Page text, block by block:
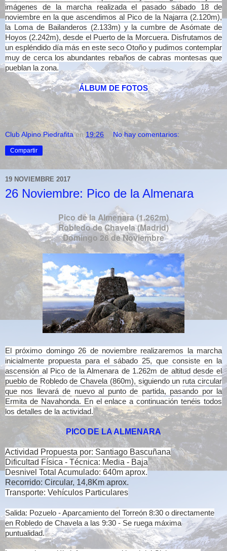
imágenes de la marcha realizada el pasado sábado 18 de
noviembre en la que ascendimos al Pico de la Najarra (2.120m),
la Loma de Bailanderos (2.133m) y la cumbre de Asómate de
Hoyos (2.242m), desde el Puerto de la Morcuera. Disfrutamos de
un espléndido día más en este seco Otoño y pudimos contemplar
muy de cerca los abundantes rebaños de cabras montesas que
pueblan la zona.
ÁLBUM DE FOTOS
Club Alpino Piedrafita en 19:26 No hay comentarios:
Compartir
19 NOVIEMBRE 2017
26 Noviembre: Pico de la Almenara
Pico de la Almenara (1.262m)
Robledo de Chavela (Madrid)
Domingo 26 de Noviembre
El próximo domingo 26 de noviembre realizaremos la marcha
inicialmente propuesta para el sábado 25, que consiste en la
ascensión al Pico de la Almenara de 1.262m de altitud desde el
pueblo de Robledo de Chavela (860m), siguiendo un ruta circular
que nos llevará de nuevo al punto de partida, pasando por la
Ermita de Navahonda. En el enlace a continuación tenéis todos
los detalles de la actividad.
PICO DE LA ALMENARA
Actividad Propuesta por: Santiago Bascuñana
Dificultad Física - Técnica: Media - Baja
Desnivel Total Acumulado: 640m aprox.
Recorrido: Circular, 14,8Km aprox.
Transporte: Vehículos Particulares
Salida: Pozuelo - Aparcamiento del Torreón 8:30 o directamente
en Robledo de Chavela a las 9:30 - Se ruega máxima
puntualidad.